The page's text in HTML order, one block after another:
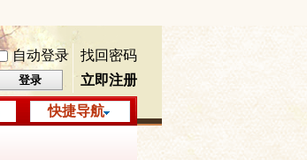
自动登录
找回密码
登录 立即注册
快捷导航